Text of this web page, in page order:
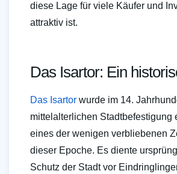
diese Lage für viele Käufer und
attraktiv ist.
Das Isartor: Ein
Das Isartor wurde im 14.
mittelalterlichen Stadtbefestigung
eines der wenigen verbliebenen
dieser Epoche. Es diente
Schutz der Stadt vor